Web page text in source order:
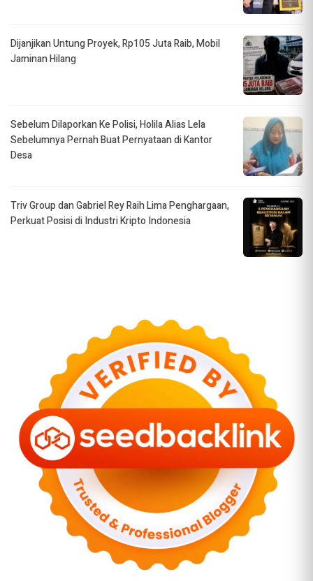
Dijanjikan Untung Proyek, Rp105 Juta Raib, Mobil
Jaminan Hilang
Sebelum Dilaporkan Ke Polisi, Holila Alias Lela
Sebelumnya Pernah Buat Pernyataan di Kantor
Desa
Triv Group dan Gabriel Rey Raih Lima Penghargaan,
Perkuat Posisi di Industri Kripto Indonesia